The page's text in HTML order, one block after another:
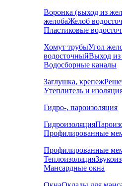
Воронка (выход из
желобаЖелоб
Пластиковые
Хомут трубыУгол
водосточныйВыход из
Водосборные каналы
Заглушка, крепеж
Утеплитель и
Гидро-, пароизоляция
Гидроизоляция
Профилированные
Профилированные
Теплоизоляция
Мансардные окна